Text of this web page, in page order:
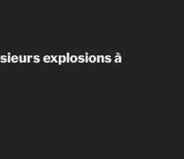
explosions à